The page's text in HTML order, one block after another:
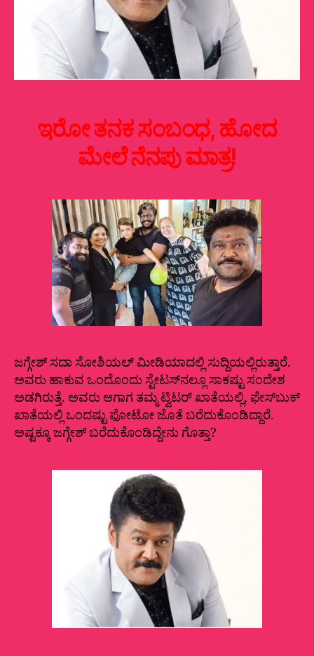
ಇರೋ ತನಕ ಸಂಬ‍ಂಧ, ಹೋದ
ಮೇಲೆ ನೆನಪು ಮಾತ್ರ!
ಜಗ್ಗೇಶ್‌ ಸದಾ ಸೋಶಿಯಲ್‌ ಮೀಡಿಯಾದಲ್ಲಿ ಸುದ್ದಿಯಲ್ಲಿರುತ್ತಾರೆ.
ಅವರು ಹಾಕುವ ಒಂದೊಂದು ಸ್ಟೇಟಸ್‌ನಲ್ಲೂ ಸಾಕಷ್ಟು ಸಂದೇಶ
ಅಡಗಿರುತ್ತೆ. ಅವರು ಆಗಾಗ ತಮ್ಮ ಟ್ವಿಟರ್‌ ಖಾತೆಯಲ್ಲಿ, ಫೇಸ್‌ಬುಕ್‌
ಖಾತೆಯಲ್ಲಿ ಒಂದಷ್ಟು ಫೋಟೋ ಜೊತೆ ಬರೆದುಕೊಂಡಿದ್ದಾರೆ.
ಅಷ್ಟಕ್ಕೂ ಜಗ್ಗೇಶ್‌ ಬರೆದುಕೊಂಡಿದ್ದೇನು ಗೊತ್ತಾ?